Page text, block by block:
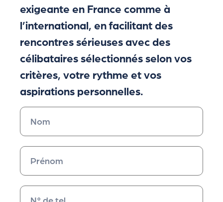
exigeante en France comme à
l’international, en facilitant des
rencontres sérieuses avec des
célibataires sélectionnés selon vos
critères, votre rythme et vos
aspirations personnelles.